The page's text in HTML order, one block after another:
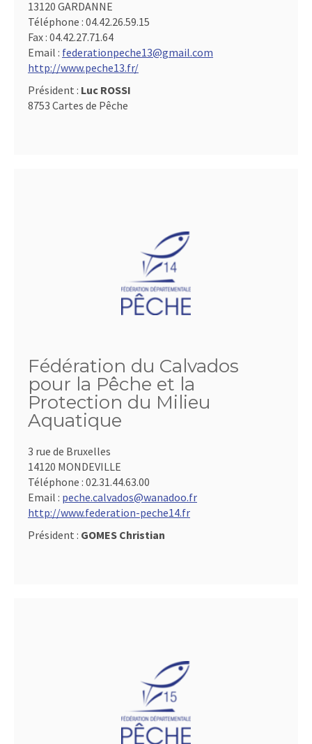
13120 GARDANNE
Téléphone : 04.42.26.59.15
Fax : 04.42.27.71.64
Email : federationpeche13@gmail.com
http://www.peche13.fr/
Président : Luc ROSSI
8753 Cartes de Pêche
Fédération du Calvados
pour la Pêche et la
Protection du Milieu
Aquatique
3 rue de Bruxelles
14120 MONDEVILLE
Téléphone : 02.31.44.63.00
Email : peche.calvados@wanadoo.fr
http://www.federation-peche14.fr
Président : GOMES Christian